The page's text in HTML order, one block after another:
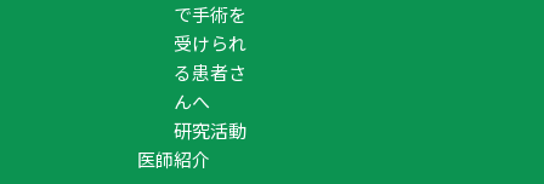
で手術を
受けられ
る患者さ
んへ
研究活動
医師紹介